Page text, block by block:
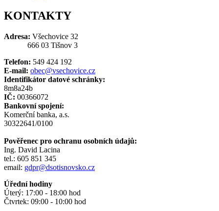
KONTAKTY
Adresa: Všechovice 32
666 03 Tišnov 3
Telefon: 549 424 192
E-mail: obec@vsechovice.cz
Identifikátor datové schránky:
8m8a24b
IČ: 00366072
Bankovní spojení:
Komerční banka, a.s.
30322641/0100
Pověřenec pro ochranu osobních údajů:
Ing. David Lacina
tel.: 605 851 345
email: gdpr@dsotisnovsko.cz
Úřední hodiny
Úterý: 17:00 - 18:00 hod
Čtvrtek: 09:00 - 10:00 hod